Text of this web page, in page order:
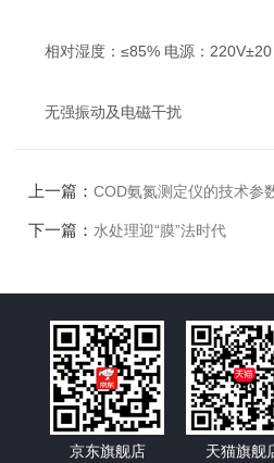
相对湿度：≤85% 电源：220V±20
无强振动及电磁干扰
上一篇：COD氨氮测定仪的技术参
下一篇： 水处理迎“膜”法时代
京东旗舰店 天猫旗舰